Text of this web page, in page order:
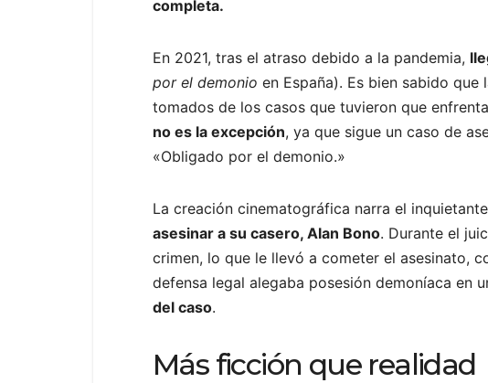
completa.
En 2021, tras el atraso debido a la pandemia,
por el demonio en España). Es bien sabido
tomados de los casos que tuvieron que
no es la excepción, ya que sigue un caso de
«Obligado por el demonio.»
La creación cinematográfica narra el
asesinar a su casero, Alan Bono. Durante el
crimen, lo que le llevó a cometer el asesinato,
defensa legal alegaba posesión demoníaca en
del caso.
Más ficción que realidad